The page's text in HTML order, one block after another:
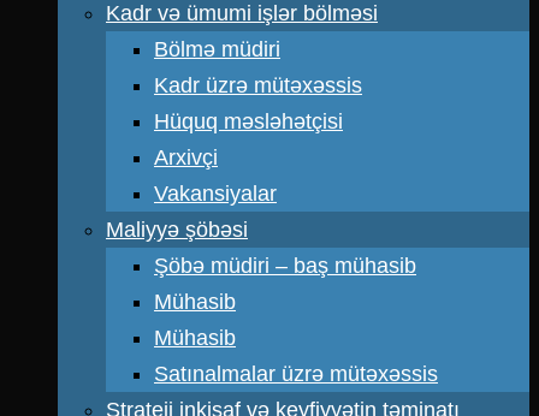
Kadr və ümumi işlər bölməsi
Bölmə müdiri
Kadr üzrə mütəxəssis
Hüquq məsləhətçisi
Arxivçi
Vakansiyalar
Maliyyə şöbəsi
Şöbə müdiri – baş mühasib
Mühasib
Mühasib
Satınalmalar üzrə mütəxəssis
Strateji inkişaf və keyfiyyətin təminatı